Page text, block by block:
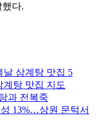
다.
날 삼계탕 맛집 5
탕 맛집 지도
과 전복죽
13%…상원 문턱서